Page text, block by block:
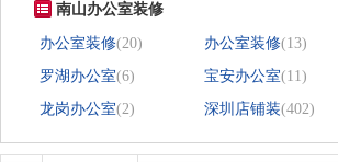
南山办公室装修
办公室装修(20) 办公室装修(13)
罗湖办公室(6) 宝安办公室(11)
龙岗办公室(2) 深圳店铺装(402)